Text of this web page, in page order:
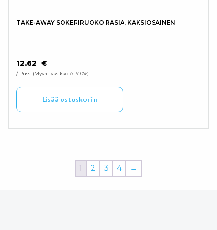
TAKE-AWAY SOKERIRUOKO RASIA, KAKSIOSAINEN
12,62 €
/ Pussi Myyntiyksikkö ALV 0%
Lisää ostoskoriin
1 2 3 4 →